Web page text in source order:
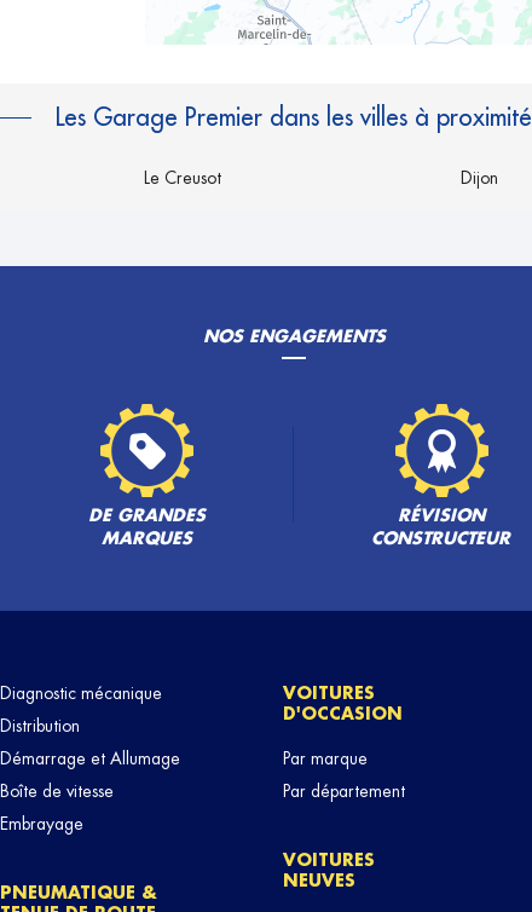
Les Garage Premier dans les villes à proximité
Le Creusot Dijon
NOS ENGAGEMENTS
DE GRANDES
MARQUES
RÉVISION
CONSTRUCTEUR
Diagnostic mécanique
Distribution
Démarrage et Allumage
Boîte de vitesse
Embrayage
PNEUMATIQUE &
VOITURES
D'OCCASION
Par marque
Par département
VOITURES
NEUVES